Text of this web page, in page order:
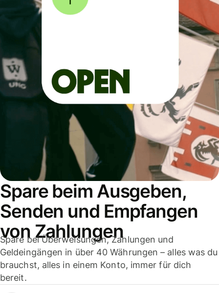
Spare beim Ausgeben,
Senden und Empfangen
von Zahlungen
Spare bei Überweisungen, Zahlungen und
Geldeingängen in über 40 Währungen – alles was du
brauchst, alles in einem Konto, immer für dich
bereit.